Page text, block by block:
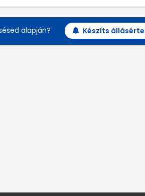
alapján? Készíts